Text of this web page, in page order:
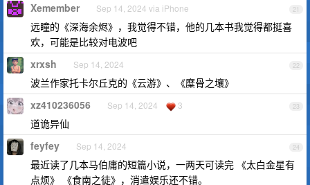
21
Xemember Sep 14, 2024 via iPhone
远瞳的《深海余烬》，我觉得不错，他的几本书我觉得都挺喜
欢，可能是比较对电波吧
22
xrxsh Sep 14, 2024
波兰作家托卡尔丘克的《云游》、《糜骨之壤》
23
xz410236056 Sep 14, 2024 3
道诡异仙
24
feyfey Sep 14, 2024
最近读了几本马伯庸的短篇小说，一两天可读完 《太白金星有
点烦》 《食南之徒》，消遣娱乐还不错。